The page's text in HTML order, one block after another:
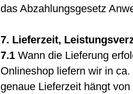
das Abzahlungsgesetz
7. Lieferzeit,
7.1 Wann die Lieferung
Onlineshop liefern wir in
genaue Lieferzeit hängt